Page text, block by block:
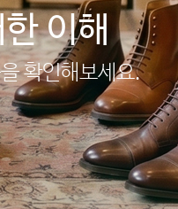
이해
확인해보세요.